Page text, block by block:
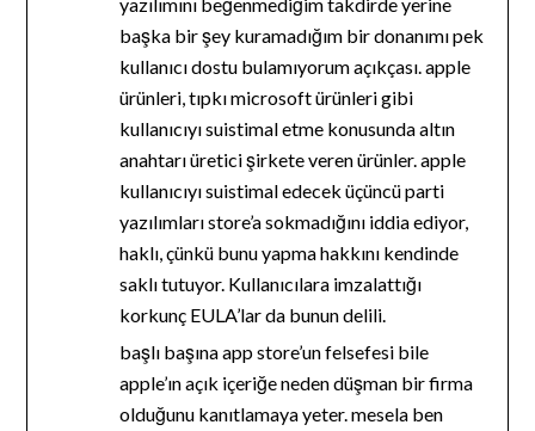
başka bir şey kuramadığım bir donanımı pek
kullanıcı dostu bulamıyorum açıkçası. apple
ürünleri, tıpkı microsoft ürünleri gibi
kullanıcıyı suistimal etme konusunda altın
anahtarı üretici şirkete veren ürünler. apple
kullanıcıyı suistimal edecek üçüncü parti
yazılımları store’a sokmadığını iddia ediyor,
haklı, çünkü bunu yapma hakkını kendinde
saklı tutuyor. Kullanıcılara imzalattığı
korkunç EULA’lar da bunun delili.
başlı başına app store’un felsefesi bile
apple’ın açık içeriğe neden düşman bir firma
olduğunu kanıtlamaya yeter. mesela ben